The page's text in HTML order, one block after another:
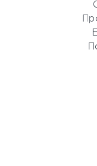
Сервисы по
Сетевой
УСЛУГИ ДЛЯ